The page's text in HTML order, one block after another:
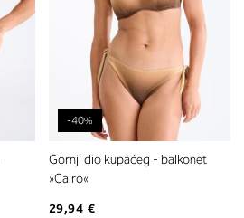
-40%
Gornji dio kupaćeg - balkonet
»Cairo«
29,94 €